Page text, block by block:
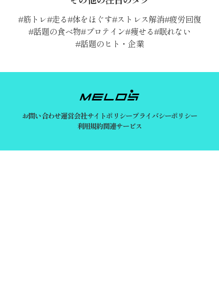
筋トレ 走る 体をほぐす ストレス解消 疲労回復
話題の食べ物 プロテイン 痩せる 眠れない
話題のヒト・企業
お問い合わせ運営会社サイトポリシープライバシーポリシー
利用規約関連サービス